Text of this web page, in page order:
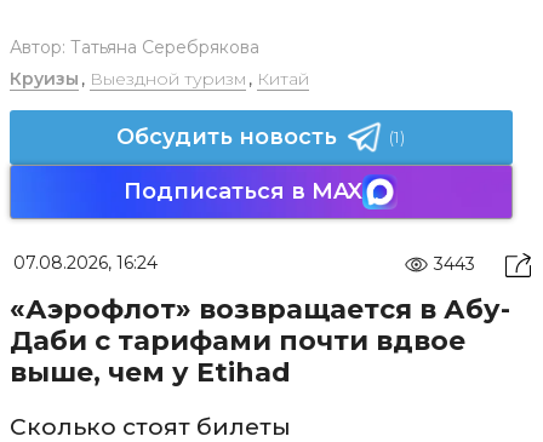
Автор: Татьяна Серебрякова
Круизы , Выездной туризм , Китай
Обсудить новость (1)
Подписаться в MAX
07.08.2026, 16:24 3443
«Аэрофлот» возвращается в Абу-
Даби с тарифами почти вдвое
выше, чем у Etihad
Сколько стоят билеты